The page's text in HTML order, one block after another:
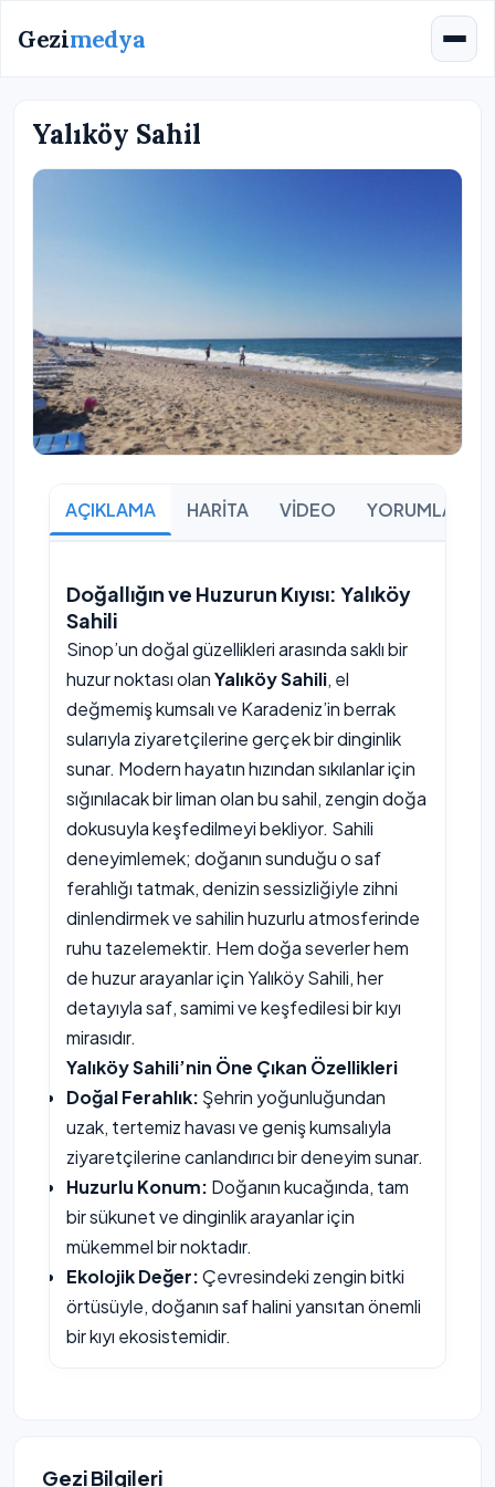
Gezimedya
Yalıköy Sahil
AÇIKLAMA HARİTA VİDEO YORUMLAR
Doğallığın ve Huzurun Kıyısı: Yalıköy
Sahili
Sinop’un doğal güzellikleri arasında saklı bir
huzur noktası olanYalıköy Sahili, el
değmemiş kumsalı ve Karadeniz’in berrak
sularıyla ziyaretçilerine gerçek bir dinginlik
sunar. Modern hayatın hızından sıkılanlar için
sığınılacak bir liman olan bu sahil, zengin doğa
dokusuyla keşfedilmeyi bekliyor. Sahili
deneyimlemek; doğanın sunduğu o saf
ferahlığı tatmak, denizin sessizliğiyle zihni
dinlendirmek ve sahilin huzurlu atmosferinde
ruhu tazelemektir. Hem doğa severler hem
de huzur arayanlar için Yalıköy Sahili, her
detayıyla saf, samimi ve keşfedilesi bir kıyı
mirasıdır.
Yalıköy Sahili’nin Öne Çıkan Özellikleri
Doğal Ferahlık: Şehrin yoğunluğundan
uzak, tertemiz havası ve geniş kumsalıyla
ziyaretçilerine canlandırıcı bir deneyim sunar.
Huzurlu Konum: Doğanın kucağında, tam
bir sükunet ve dinginlik arayanlar için
mükemmel bir noktadır.
Ekolojik Değer:Çevresindeki zengin bitki
örtüsüyle, doğanın saf halini yansıtan önemli
bir kıyı ekosistemidir.
Gezi Bilgileri